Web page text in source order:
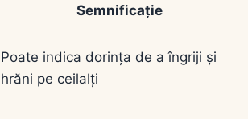
Semnificație
Poate indica dorința de a îngriji și
hrăni pe ceilalți